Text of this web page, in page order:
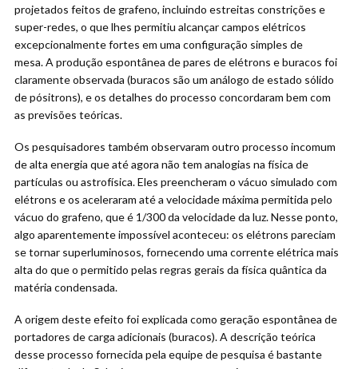
projetados feitos de grafeno, incluindo estreitas constrições e
super-redes, o que lhes permitiu alcançar campos elétricos
excepcionalmente fortes em uma configuração simples de
mesa. A produção espontânea de pares de elétrons e buracos foi
claramente observada (buracos são um análogo de estado sólido
de pósitrons), e os detalhes do processo concordaram bem com
as previsões teóricas.
Os pesquisadores também observaram outro processo incomum
de alta energia que até agora não tem analogias na física de
partículas ou astrofísica. Eles preencheram o vácuo simulado com
elétrons e os aceleraram até a velocidade máxima permitida pelo
vácuo do grafeno, que é 1/300 da velocidade da luz. Nesse ponto,
algo aparentemente impossível aconteceu: os elétrons pareciam
se tornar superluminosos, fornecendo uma corrente elétrica mais
alta do que o permitido pelas regras gerais da física quântica da
matéria condensada.
A origem deste efeito foi explicada como geração espontânea de
portadores de carga adicionais (buracos). A descrição teórica
desse processo fornecida pela equipe de pesquisa é bastante